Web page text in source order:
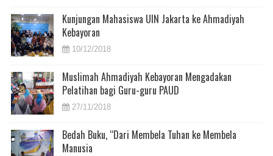
Kunjungan Mahasiswa UIN Jakarta ke Ahmadiyah
Kebayoran
10/12/2018
Muslimah Ahmadiyah Kebayoran Mengadakan
Pelatihan bagi Guru-guru PAUD
27/11/2018
Bedah Buku, “Dari Membela Tuhan ke Membela
Manusia